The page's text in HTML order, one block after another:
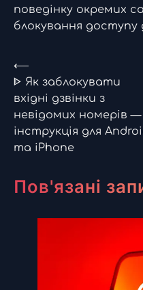
поведінку окремих
блокування доступу
Навігація
записів
⟵
ᐈ Як заблокувати
вхідні дзвінки з
невідомих номерів —
інструкція для
та iPhone
Пов'язані